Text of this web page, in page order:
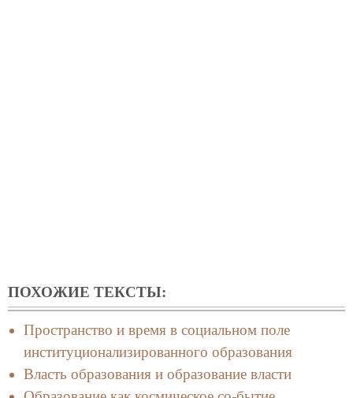
ПОХОЖИЕ ТЕКСТЫ:
Пространство и время в социальном поле
институционализированного образования
Власть образования и образование власти